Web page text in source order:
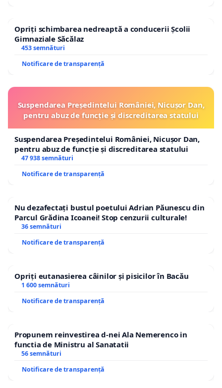
Opriți schimbarea nedreaptă a conducerii Școlii
Gimnaziale Săcălaz
453 semnături
Notificare de transparență
Suspendarea Președintelui României, Nicușor Dan,
pentru abuz de funcție și discreditarea statului
Suspendarea Președintelui României, Nicușor Dan,
pentru abuz de funcție și discreditarea statului
47 938 semnături
Notificare de transparență
Nu dezafectați bustul poetului Adrian Păunescu din
Parcul Grădina Icoanei! Stop cenzurii culturale!
36 semnături
Notificare de transparență
Opriți eutanasierea câinilor și pisicilor în Bacău
1 600 semnături
Notificare de transparență
Propunem reinvestirea d-nei Ala Nemerenco in
functia de Ministru al Sanatatii
56 semnături
Notificare de transparență